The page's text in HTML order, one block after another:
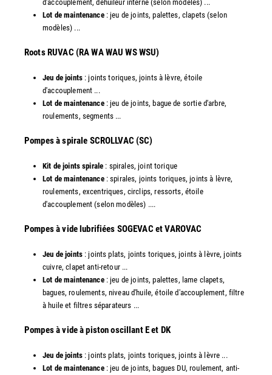
d'accouplement, déhuileur interne (selon modèles) ...
Lot de maintenance: jeu de joints, palettes, clapets (selon
modèles) ...
​Roots RUVAC (RA WA WAU WS WSU)
Jeu de joints: joints toriques, joints à lèvre, étoile
d'accouplement ...
Lot de maintenance : jeu de joints, bague de sortie d'arbre,
roulements, segments ...
​Pompes à spirale SCROLLVAC (SC)
Kit de joints spirale : spirales, joint torique
Lot de maintenance: spirales, joints toriques, joints à lèvre,
roulements, excentriques, circlips, ressorts, étoile
d'accouplement (selon modèles) ....
​Pompes à vide lubrifiées SOGEVAC et VAROVAC
Jeu de joints: joints plats, joints toriques, joints à lèvre, joints
cuivre, clapet anti-retour ...
Lot de maintenance: jeu de joints, palettes, lame clapets,
bagues, roulements, niveau d'huile, étoile d'accouplement, filtre
à huile et filtres séparateurs ...
​Pompes à vide à piston oscillant E et DK
Jeu de joints: joints plats, joints toriques, joints à lèvre ...
Lot de maintenance: jeu de joints, bagues DU, roulement, anti-